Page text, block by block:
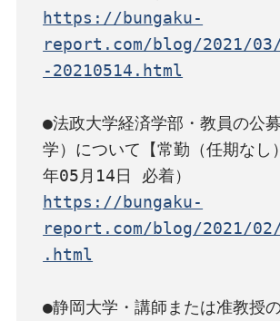
https://bungaku-
report.com/blog/2021/03/
-20210514.html
●法政大学経済学部・教員の公
学）について【常勤（任期なし
https://bungaku-
report.com/blog/2021/02/
.html
●静岡大学・講師または准教授